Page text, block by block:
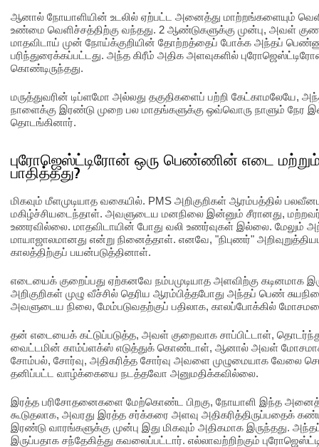
ஆனால் நோயாளியின் உடலில் ஏற்பட்ட அனைத்து மாற்றங்களையும்
உண்மை வெளிச்சத்திற்கு வந்தது. 2 ஆண்டுகளுக்கு முன்பு, அவள்
மாதவிடாய் முன் நோய்க்குறியின் தோற்றத்தைப் போக்க அந்தப்
பரிந்துரைக்கப்பட்டது. அந்த கிரீம் அதிக அளவுகளில்
கொண்டிருந்தது.
மருத்துவரின் டிப்ளமோ அல்லது தகுதிகளைப் பற்றி கேட்காமலேயே,
நாளைக்கு இரண்டு முறை பல மாதங்களுக்கு ஒவ்வொரு நாளும் நேர
தொடங்கினார்.
புரோஜெஸ்ட்டிரோன் ஒரு பெண்ணின் எடை
பாதித்தது?
மிகவும் மீளமுடியாத வகையில். PMS அறிகுறிகள் ஆரம்பத்தில்
மகிழ்ச்சியடைந்தாள். அவளுடைய மனநிலை இன்னும் சீரானது,
உணரவில்லை. மாதவிடாயின் போது வலி உணர்வுகள் இல்லை. மேலும்
மாயாஜாலமானது என்று நினைத்தாள். எனவே, "நிபுணர்"
காலத்திற்குப் பயன்படுத்தினாள்.
எடையைக் குறைப்பது ஏற்கனவே நம்பமுடியாத அளவிற்கு கடினமாக
அறிகுறிகள் முழு வீச்சில் தெரிய ஆரம்பித்தபோது அந்தப் பெண்
அவளுடைய நிலை, மேம்படுவதற்குப் பதிலாக, காலப்போக்கில்
தன் எடையைக் கட்டுப்படுத்த, அவள் குறைவாக சாப்பிட்டாள்,
வைட்டமின் காம்ப்ளக்ஸ் எடுத்துக் கொண்டாள், ஆனால் அவள்
சோம்பல், சோர்வு, அதிகரித்த சோர்வு அவளை முழுமையாக வேலை
தனிப்பட்ட வாழ்க்கையை நடத்தவோ அனுமதிக்கவில்லை.
இரத்த பரிசோதனைகளை மேற்கொண்ட பிறகு, நோயாளி இந்த அனைத்து
கூடுதலாக, அவரது இரத்த சர்க்கரை அளவு அதிகரித்திருப்பதைக்
இரண்டு வாரங்களுக்கு முன்பு இது மிகவும் அதிகமாக இருந்தது.
இருப்பதாக சந்தேகித்து கவலைப்பட்டார். எல்லாவற்றிற்கும்